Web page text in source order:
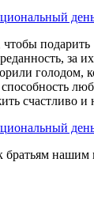
за
голодом,
счастливо и